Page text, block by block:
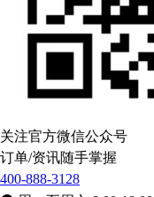
关注官方微信公众号
订单/资讯随手掌握
400-888-3128